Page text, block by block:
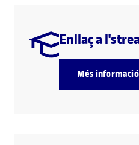
Enllaç a
Més informació